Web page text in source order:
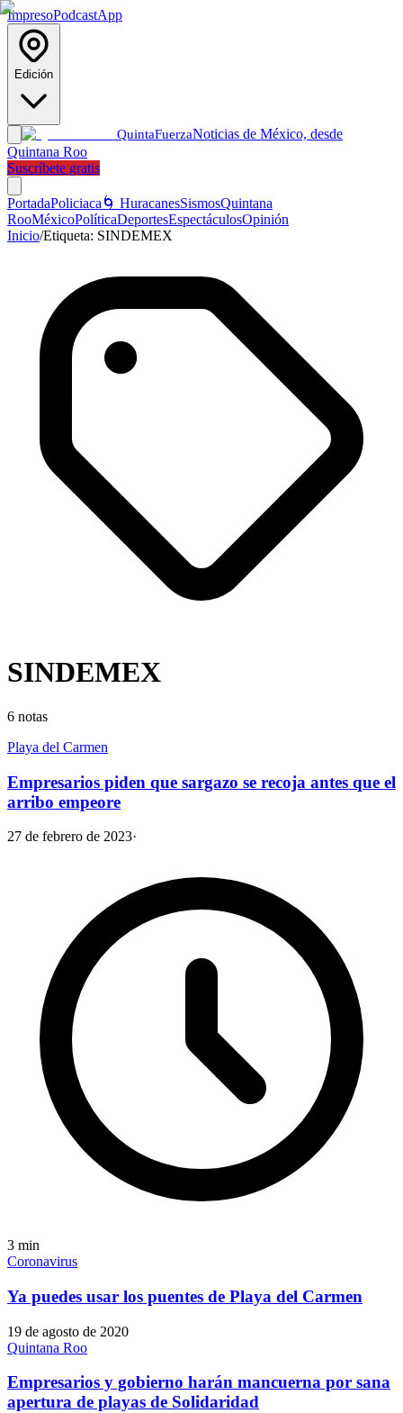
ImpresoPodcastApp
Edición
QuintaFuerzaNoticias de México, desde
Quintana Roo
Suscríbete gratis
PortadaPoliciaca 🌀 HuracanesSismosQuintana
RooMéxicoPolíticaDeportesEspectáculosOpinión
Inicio/Etiqueta: SINDEMEX
SINDEMEX
6 notas
Playa del Carmen
Empresarios piden que sargazo se recoja antes que el
arribo empeore
27 de febrero de 2023·
3 min
Coronavirus
Ya puedes usar los puentes de Playa del Carmen
19 de agosto de 2020
Quintana Roo
Empresarios y gobierno harán mancuerna por sana
apertura de playas de Solidaridad